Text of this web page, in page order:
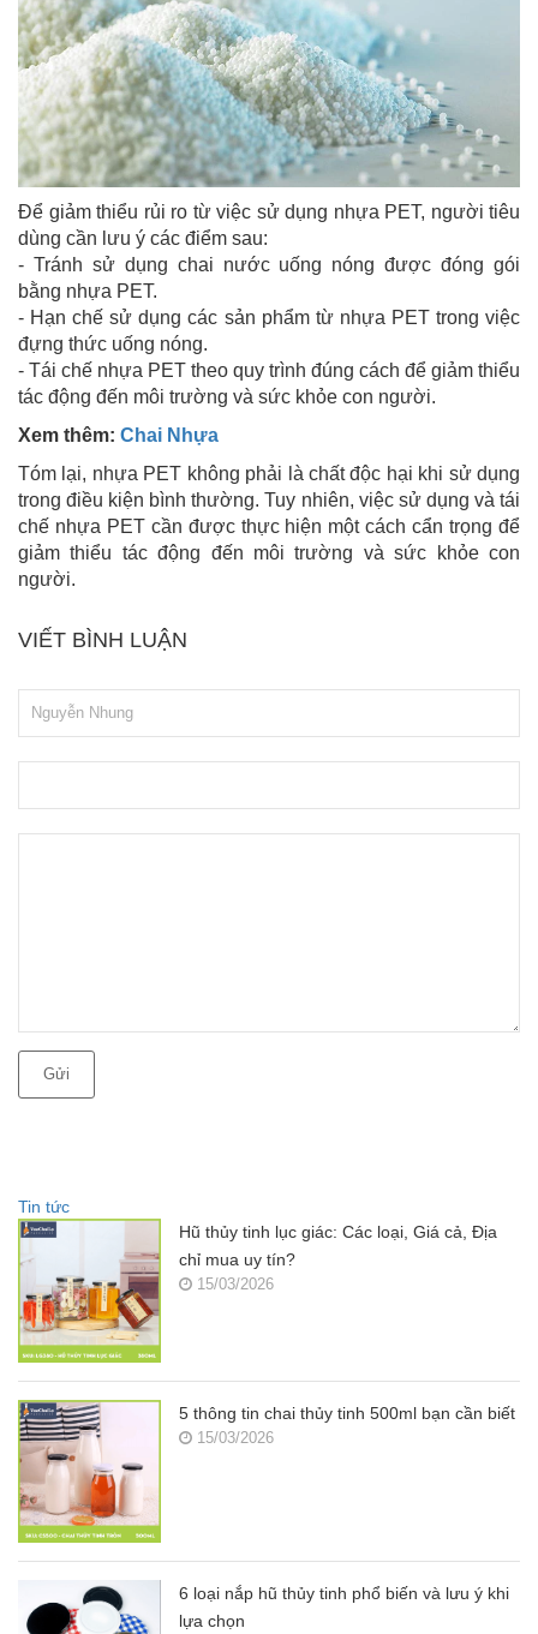
Để giảm thiểu rủi ro từ việc sử dụng nhựa PET, người tiêu
dùng cần lưu ý các điểm sau:
- Tránh sử dụng chai nước uống nóng được đóng gói
bằng nhựa PET.
- Hạn chế sử dụng các sản phẩm từ nhựa PET trong việc
đựng thức uống nóng.
- Tái chế nhựa PET theo quy trình đúng cách để giảm thiểu
tác động đến môi trường và sức khỏe con người.
Xem thêm: Chai Nhựa
Tóm lại, nhựa PET không phải là chất độc hại khi sử dụng
trong điều kiện bình thường. Tuy nhiên, việc sử dụng và tái
chế nhựa PET cần được thực hiện một cách cẩn trọng để
giảm thiểu tác động đến môi trường và sức khỏe con
người.
VIẾT BÌNH LUẬN
Gửi
Tin tức
Hũ thủy tinh lục giác: Các loại, Giá cả, Địa
chỉ mua uy tín?
15/03/2026
5 thông tin chai thủy tinh 500ml bạn cần biết
15/03/2026
6 loại nắp hũ thủy tinh phổ biến và lưu ý khi
lựa chọn